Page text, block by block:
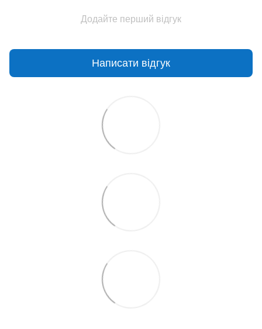
Додайте перший відгук
Написати відгук